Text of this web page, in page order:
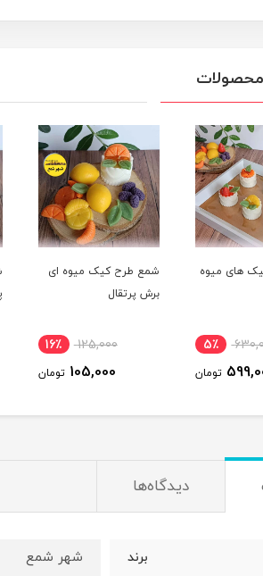
های میوه
5٪
تومان
شمع طرح کیک میوه ای
برش پرتقال
125,000 16٪
105,000 تومان
دیدگاه‌ها
برند شهر شمع